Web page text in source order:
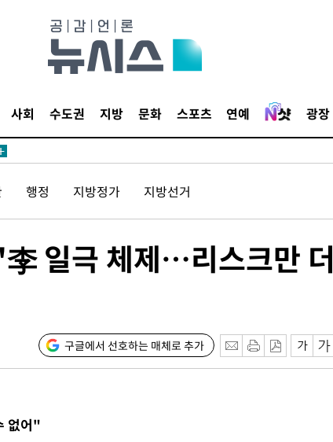
사회 수도권 지방 문화 스포츠 연예 광장
행정 지방정가 지방선거
일극 체제…리스크만 더
구글에서 선호하는 매체로 추가
없어"